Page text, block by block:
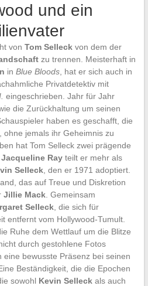
und ein
von Tom Selleckvon dem der
zu trennen. Meisterhaft in
in Blue Bloods, hat er sich auch in
Privatdetektiv mit
eingeschrieben. Jahr für Jahr
die Zurückhaltung um seinen
haben es geschafft, die
ohne jemals ihr Geheimnis zu
hat Tom Selleck zwei prägende
Jacqueline Rayteilt er mehr als
Selleck, den er 1971 adoptiert.
das auf Treue und Diskretion
Jillie Mack. Gemeinsam
Selleck, die sich für
entfernt vom Hollywood-Tumult.
Ruhe dem Wettlauf um die Blitze
durch gestohlene Fotos
bewusste Präsenz bei seinen
Beständigkeit, die die Epochen
sowohl Kevin Selleckals auch